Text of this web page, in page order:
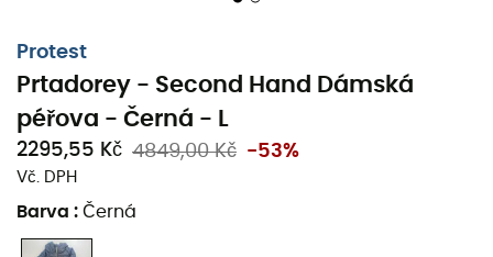
Protest
Prtadorey - Second Hand Dámská
péřova - Černá - L
2295,55 Kč 4849,00 Kč -53%
Vč. DPH
Barva : Černá